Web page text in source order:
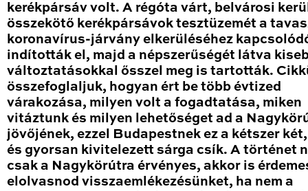
kerékpársáv volt. A régóta várt, belvárosi
összekötő kerékpársávok tesztüzemét a
koronavírus-járvány elkerüléséhez
indították el, majd a népszerűségét látva
változtatásokkal ősszel meg is tartották.
összefoglaljuk, hogyan ért be több évtized
várakozása, milyen volt a fogadtatása, miken
vitáztunk és milyen lehetőséget ad a
jövőjének, ezzel Budapestnek ez a kétszer
és gyorsan kivitelezett sárga csík. A történet
csak a Nagykörútra érvényes, akkor is
elolvasnod visszaemlékezésünket, ha nem a